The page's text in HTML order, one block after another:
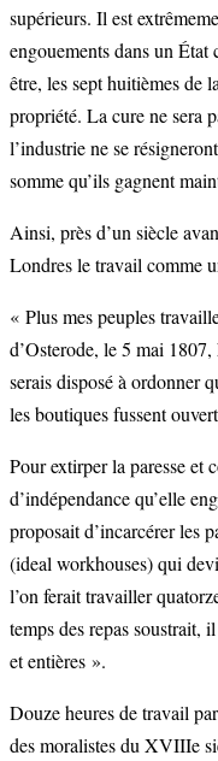
supérieurs. Il est
engouements dans un
être, les sept huitièmes de
propriété. La cure ne sera
l’industrie ne se
somme qu’ils gagnent
Ainsi, près d’un siècle
Londres le travail comme
« Plus mes peuples
d’Osterode, le 5 mai
serais disposé à ordonner
les boutiques fussent
Pour extirper la paresse et
d’indépendance qu’elle
proposait d’incarcérer les
(ideal workhouses) qui
l’on ferait travailler
temps des repas soustrait,
et entières ».
Douze heures de travail
des moralistes du XVIIIe